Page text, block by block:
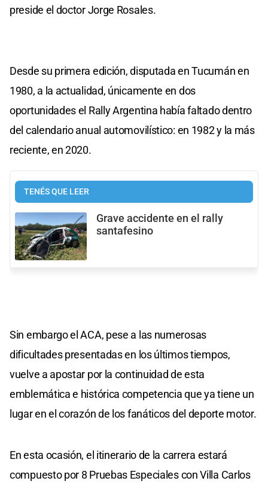
preside el doctor Jorge Rosales.
Desde su primera edición, disputada en Tucumán en
1980, a la actualidad, únicamente en dos
oportunidades el Rally Argentina había faltado dentro
del calendario anual automovilístico: en 1982 y la más
reciente, en 2020.
TENÉS QUE LEER
Grave accidente en el rally
santafesino
Sin embargo el ACA, pese a las numerosas
dificultades presentadas en los últimos tiempos,
vuelve a apostar por la continuidad de esta
emblemática e histórica competencia que ya tiene un
lugar en el corazón de los fanáticos del deporte motor.
En esta ocasión, el itinerario de la carrera estará
compuesto por 8 Pruebas Especiales con Villa Carlos